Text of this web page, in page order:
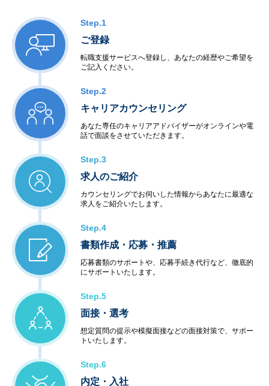
Step.1
ご登録
転職支援サービスへ登録し、あなたの経歴やご希望を
ご記入ください。
Step.2
キャリアカウンセリング
あなた専任のキャリアアドバイザーがオンラインや電
話で面談をさせていただきます。
Step.3
求人のご紹介
カウンセリングでお伺いした情報からあなたに最適な
求人をご紹介いたします。
Step.4
書類作成・応募・推薦
応募書類のサポートや、応募手続き代行など、徹底的
にサポートいたします。
Step.5
面接・選考
想定質問の提示や模擬面接などの面接対策で、サポー
トいたします。
Step.6
内定・入社